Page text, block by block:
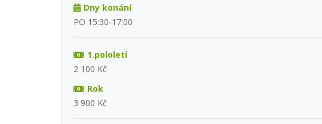
Dny konání
PO 15:30-17:00
1.pololetí
2 100 Kč
Rok
3 900 Kč